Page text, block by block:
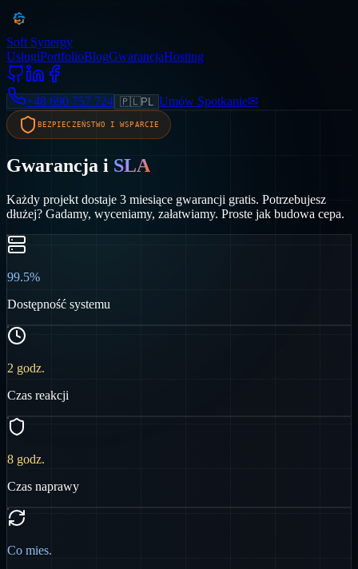
Soft Synergy
UsługiPortfolioBlogGwarancjaHosting
+48 690 757 724 🇵🇱PL Umów Spotkanie✉
BEZPIECZEŃSTWO I WSPARCIE
Gwarancja i SLA
Każdy projekt dostaje 3 miesiące gwarancji gratis. Potrzebujesz
dłużej? Gadamy, wyceniamy, załatwiamy. Proste jak budowa cepa.
99.5%
Dostępność systemu
2 godz.
Czas reakcji
8 godz.
Czas naprawy
Co mies.